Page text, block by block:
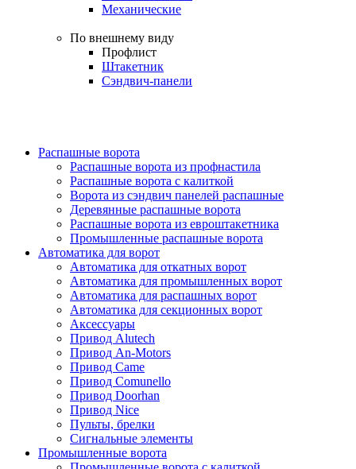
Механические
По внешнему виду
Профлист
Штакетник
Сэндвич-панели
Распашные ворота
Распашные ворота из профнастила
Распашные ворота с калиткой
Ворота из сэндвич панелей распашные
Деревянные распашные ворота
Распашные ворота из евроштакетника
Промышленные распашные ворота
Автоматика для ворот
Автоматика для откатных ворот
Автоматика для промышленных ворот
Автоматика для распашных ворот
Автоматика для секционных ворот
Аксессуары
Привод Alutech
Привод An-Motors
Привод Came
Привод Comunello
Привод Doorhan
Привод Nice
Пульты, брелки
Сигнальные элементы
Промышленные ворота